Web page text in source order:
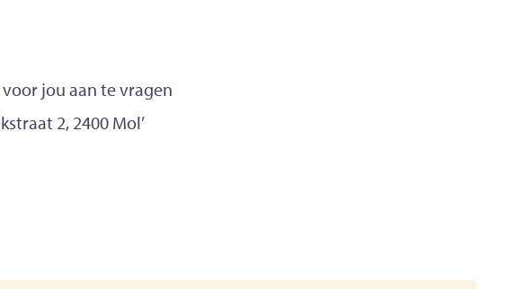
jou aan te vragen
2, 2400 Mol’